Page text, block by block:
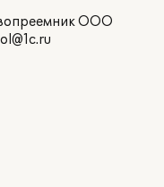
ООО